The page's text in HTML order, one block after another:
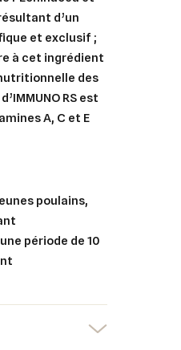
d’un
et exclusif ;
à cet ingrédient
des
RS est
A, C et E
poulains,
période de 10
liste d'envies
liste d'envies
Créer une liste d'envies